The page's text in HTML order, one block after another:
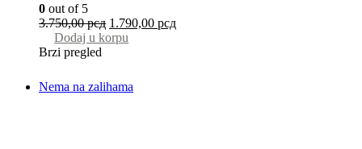
0 out of 5
3.750,00рсд 1.790,00 рсд
Dodaj u korpu
Brzi pregled
Nema na zalihama